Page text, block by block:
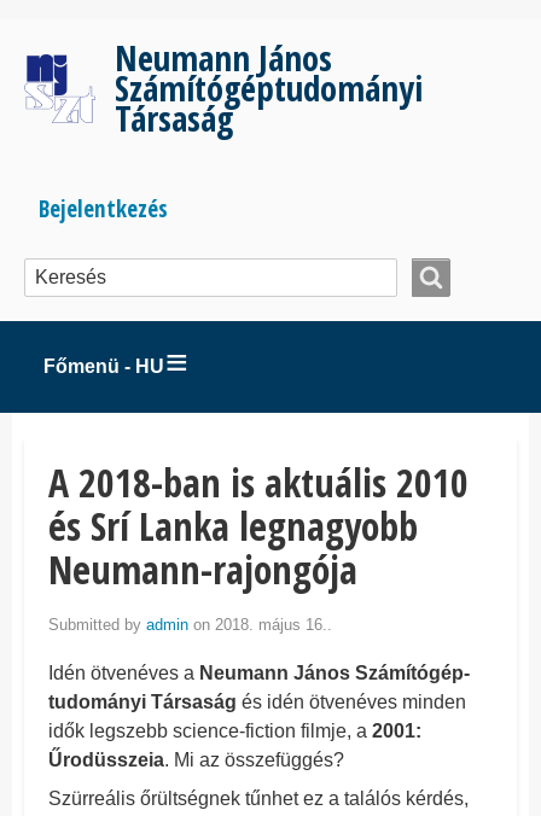
tartalomra
Neumann János
Számítógéptudományi
Társaság
Bejelentkezés
menüje
Bejelentkezés
Főmenü - HU
A 2018-ban is aktuális 2010
és Srí Lanka legnagyobb
Neumann-rajongója
Submitted by admin on 2018. május 16..
Idén ötvenéves a Neumann János Számítógép-
tudományi Társaság és idén ötvenéves minden
idők legszebb science-fiction filmje, a 2001:
Űrodüsszeia. Mi az összefüggés?
Szürreális őrültségnek tűnhet ez a találós kérdés,